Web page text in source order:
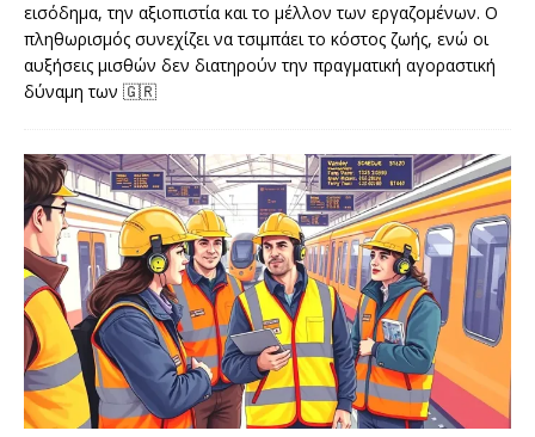
εισόδημα, την αξιοπιστία και το μέλλον των εργαζομένων. Ο
πληθωρισμός συνεχίζει να τσιμπάει το κόστος ζωής, ενώ οι
αυξήσεις μισθών δεν διατηρούν την πραγματική αγοραστική
δύναμη των 🇬🇷